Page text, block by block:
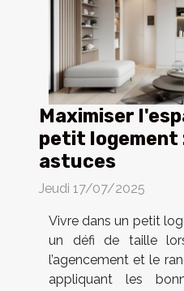
Maximiser
petit
astuces
Jeudi 17/07/2025
Vivre dans un petit
un défi de taille
l’agencement et le
appliquant les